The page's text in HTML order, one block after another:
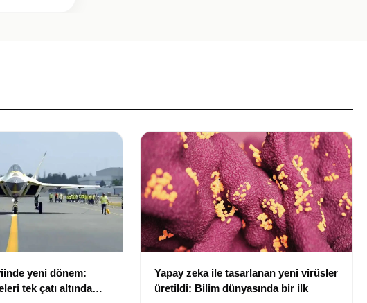
yeni dönem:
tek çatı altında
Yapay zeka ile tasarlanan yeni virüsler
üretildi: Bilim dünyasında bir ilk